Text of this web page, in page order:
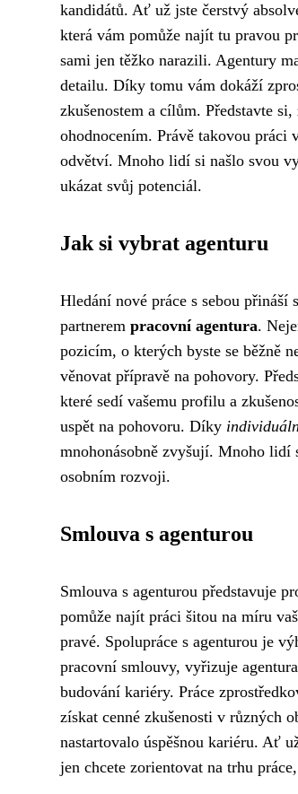
kandidátů. Ať už jste čerstvý
která vám pomůže najít tu pravou
sami jen těžko narazili. Agentury
detailu. Díky tomu vám dokáží
zkušenostem a cílům. Představte
ohodnocením. Právě takovou práci
odvětví. Mnoho lidí si našlo svou
ukázat svůj potenciál.
Jak si vybrat agenturu
Hledání nové práce s sebou
partnerem pracovní agentura.
pozicím, o kterých byste se běžně
věnovat přípravě na pohovory.
které sedí vašemu profilu a
uspět na pohovoru. Díky
mnohonásobně zvyšují. Mnoho
osobním rozvoji.
Smlouva s agenturou
Smlouva s agenturou představuje
pomůže najít práci šitou na míru
pravé. Spolupráce s agenturou je
pracovní smlouvy, vyřizuje
budování kariéry. Práce
získat cenné zkušenosti v různých
nastartovalo úspěšnou kariéru. Ať
jen chcete zorientovat na trhu